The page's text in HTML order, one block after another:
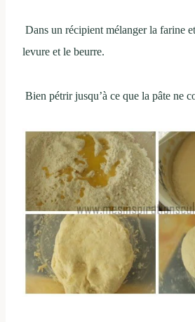
Dans un récipient mélanger la farine
levure et le beurre.
Bien pétrir jusqu’à ce que la pâte ne